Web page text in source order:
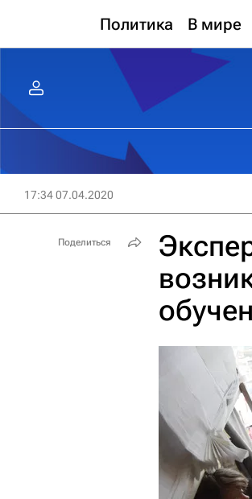
Политика В мире
17:34 07.04.2020
Поделиться